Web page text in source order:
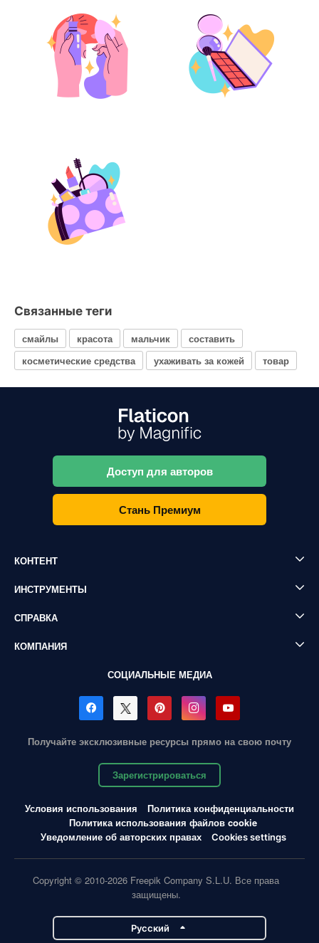
Связанные теги
смайлы красота мальчик
составить
косметические средства
ухаживать за кожей товар
Доступ для авторов
Стань Премиум
КОНТЕНТ
ИНСТРУМЕНТЫ
СПРАВКА
КОМПАНИЯ
СОЦИАЛЬНЫЕ МЕДИА
Получайте эксклюзивные ресурсы прямо на свою почту
Зарегистрироваться
Условия использования
Политика конфиденциальности
Политика использования файлов cookie
Уведомление об авторских правах
Cookies settings
Copyright © 2010-2026 Freepik Company S.L.U. Все права
защищены.
Pусский